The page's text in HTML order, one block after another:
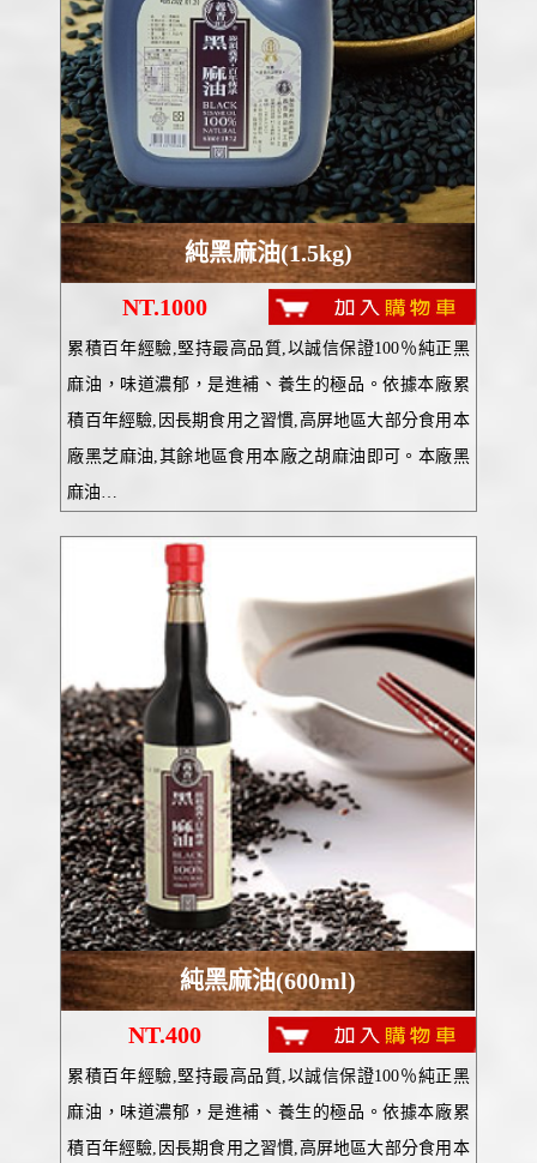
純黑麻油(1.5kg)
NT.1000
累積百年經驗,堅持最高品質,以誠信保證100％純正黑
麻油，味道濃郁，是進補、養生的極品。依據本廠累
積百年經驗,因長期食用之習慣,高屏地區大部分食用本
廠黑芝麻油,其餘地區食用本廠之胡麻油即可。本廠黑
麻油…
純黑麻油(600ml)
NT.400
累積百年經驗,堅持最高品質,以誠信保證100％純正黑
麻油，味道濃郁，是進補、養生的極品。依據本廠累
積百年經驗,因長期食用之習慣,高屏地區大部分食用本